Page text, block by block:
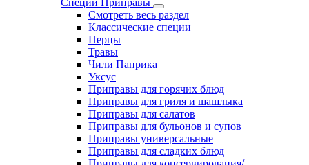
Специи Приправы
Смотреть весь раздел
Классические специи
Перцы
Травы
Чили Паприка
Уксус
Приправы для горячих блюд
Приправы для гриля и шашлыка
Приправы для салатов
Приправы для бульонов и супов
Приправы универсальные
Приправы для сладких блюд